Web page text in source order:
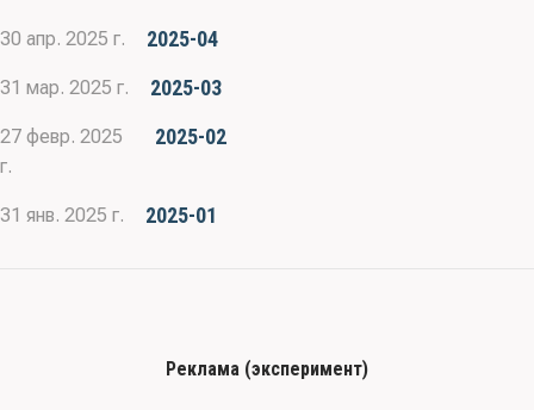
30 апр. 2025 г. 2025-04
31 мар. 2025 г. 2025-03
27 февр. 2025
г.
2025-02
31 янв. 2025 г. 2025-01
Реклама (эксперимент)